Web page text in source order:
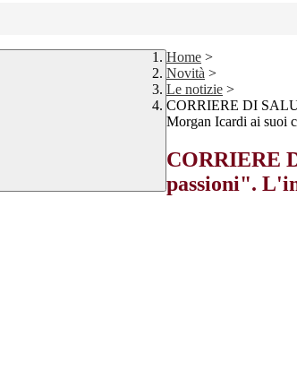
Home >
Novità >
Le notizie >
CORRIERE DI
Morgan Icardi ai suoi
CORRIERE
passioni".